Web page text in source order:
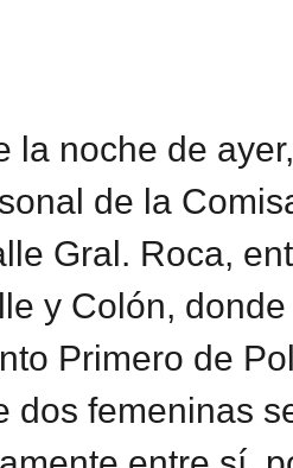
la noche de
de la
Gral. Roca,
y Colón,
Primero de
dos femeninas